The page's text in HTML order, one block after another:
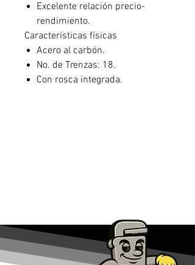
Excelente relación precio-
rendimiento.
Características físicas
Acero al carbón.
No. de Trenzas: 18.
Con rosca integrada.